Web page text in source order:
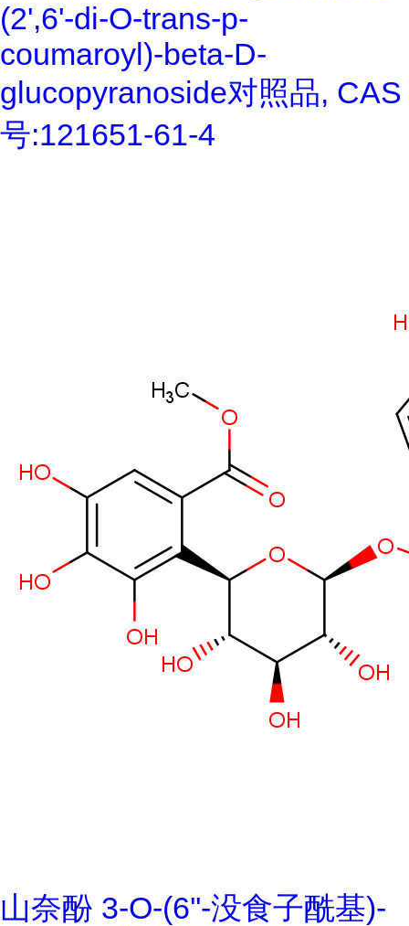
(2',6'-di-O-trans-p-
coumaroyl)-beta-D-
glucopyranoside对照品, CAS
号:121651-61-4
山奈酚 3-O-(6''-没食子酰基)-